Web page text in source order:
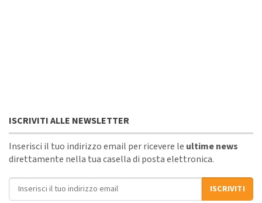
ISCRIVITI ALLE NEWSLETTER
Inserisci il tuo indirizzo email per ricevere le ultime news
direttamente nella tua casella di posta elettronica.
Indirizzo email
ISCRIVITI